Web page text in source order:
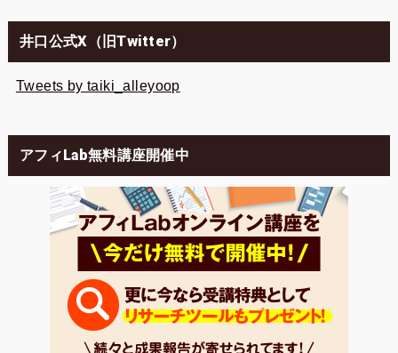
井口公式X（旧Twitter）
Tweets by taiki_alleyoop
アフィLab無料講座開催中